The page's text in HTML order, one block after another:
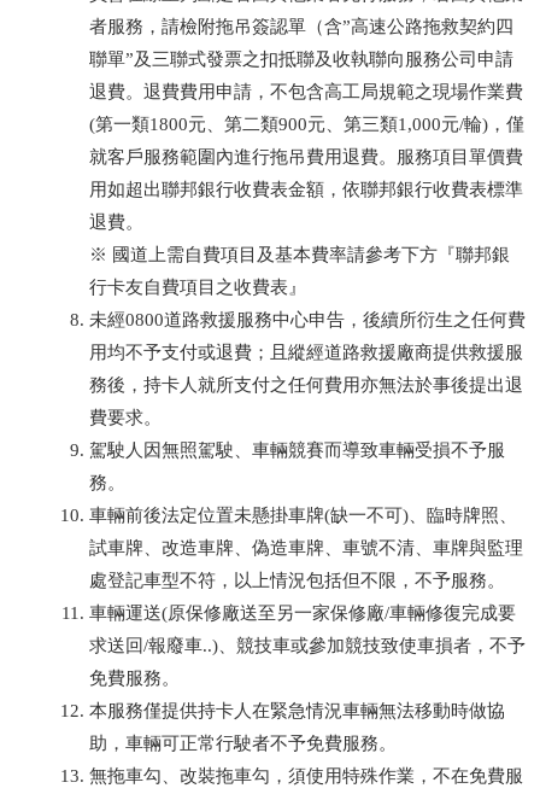
者服務，請檢附拖吊簽認單（含”高速公路拖救契約四
聯單”及三聯式發票之扣抵聯及收執聯向服務公司申請
退費。退費費用申請，不包含高工局規範之現場作業費
(第一類1800元、第二類900元、第三類1,000元/輪)，僅
就客戶服務範圍內進行拖吊費用退費。服務項目單價費
用如超出聯邦銀行收費表金額，依聯邦銀行收費表標準
退費。
※ 國道上需自費項目及基本費率請參考下方『聯邦銀
行卡友自費項目之收費表』
未經0800道路救援服務中心申告，後續所衍生之任何費
用均不予支付或退費；且縱經道路救援廠商提供救援服
務後，持卡人就所支付之任何費用亦無法於事後提出退
費要求。
駕駛人因無照駕駛、車輛競賽而導致車輛受損不予服
務。
車輛前後法定位置未懸掛車牌(缺一不可)、臨時牌照、
試車牌、改造車牌、偽造車牌、車號不清、車牌與監理
處登記車型不符，以上情況包括但不限，不予服務。
車輛運送(原保修廠送至另一家保修廠/車輛修復完成要
求送回/報廢車..)、競技車或參加競技致使車損者，不予
免費服務。
本服務僅提供持卡人在緊急情況車輛無法移動時做協
助，車輛可正常行駛者不予免費服務。
無拖車勾、改裝拖車勾，須使用特殊作業，不在免費服